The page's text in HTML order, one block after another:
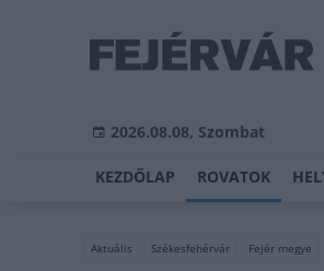
2026.08.08, Szombat
KEZDŐLAP ROVATOK
Aktuális Székesfehérvár Fejér megye